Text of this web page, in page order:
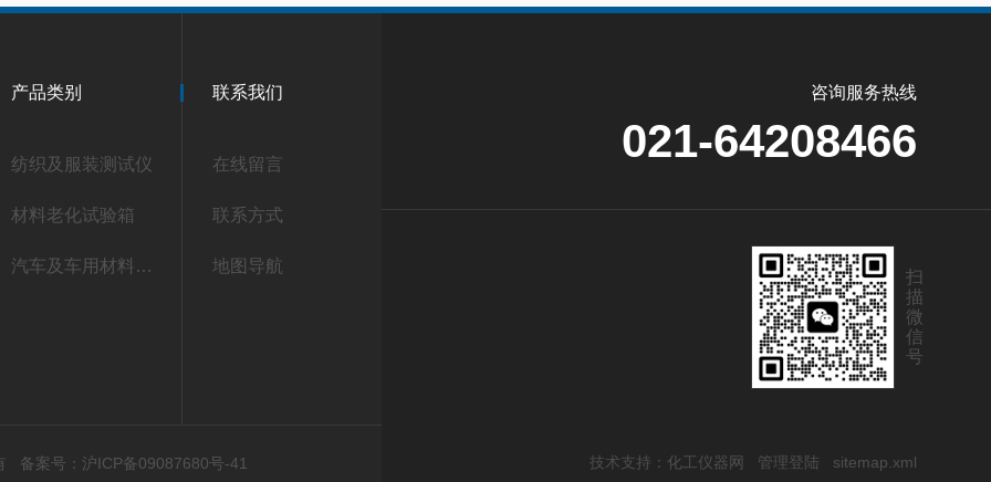
产品类别
纺织及服装测试仪
材料老化试验箱
汽车及车用材料测试仪
联系我们
在线留言
联系方式
地图导航
咨询服务热线
021-64208466
扫
描
微
信
号
备案号：沪ICP备09087680号-41 技术支持： 化工仪器网 管理登陆 sitemap.xml